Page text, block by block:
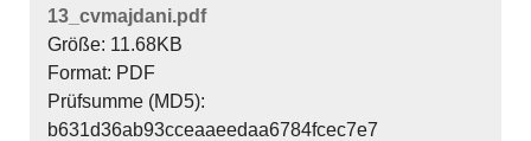
13_cvmajdani.pdf
Größe: 11.68KB
Format: PDF
Prüfsumme (MD5):
b631d36ab93cceaaeedaa6784fcec7e7